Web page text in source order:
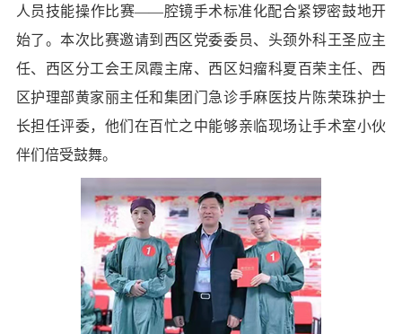
人员技能操作比赛——腔镜手术标准化配合紧锣密鼓地开
始了。本次比赛邀请到西区党委委员、头颈外科王圣应主
任、西区分工会王凤霞主席、西区妇瘤科夏百荣主任、西
区护理部黄家丽主任和集团门急诊手麻医技片陈荣珠护士
长担任评委，他们在百忙之中能够亲临现场让手术室小伙
伴们倍受鼓舞。